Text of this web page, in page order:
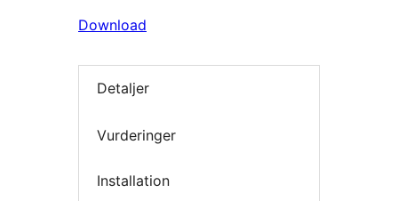
Download
Detaljer
Vurderinger
Installation